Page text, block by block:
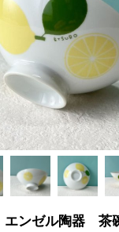
エンゼル陶器